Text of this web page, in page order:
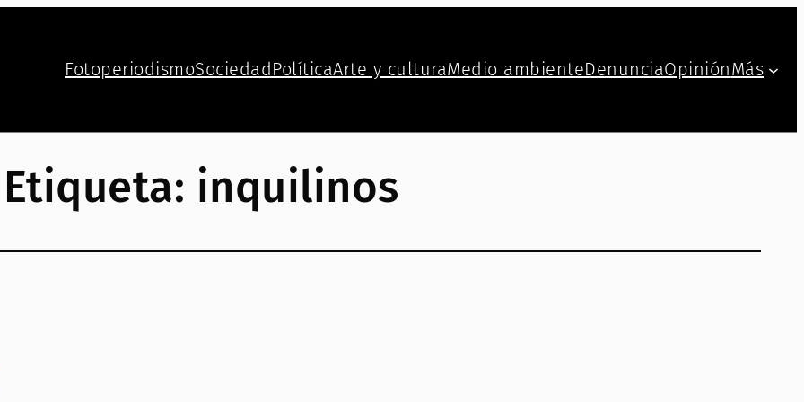
FotoperiodismoSociedadPolíticaArte y culturaMedio ambienteDenunciaOpiniónMás
Etiqueta: inquilinos